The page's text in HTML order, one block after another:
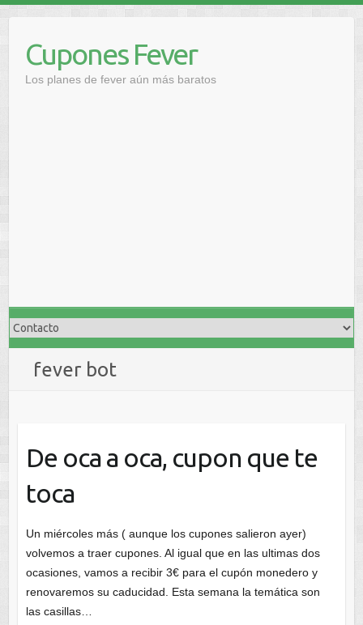
contenidoCupones Fever
Los planes de fever aún más baratos
fever bot
De oca a oca, cupon que te
toca
Un miércoles más ( aunque los cupones salieron ayer)
volvemos a traer cupones. Al igual que en las ultimas dos
ocasiones, vamos a recibir 3€ para el cupón monedero y
renovaremos su caducidad. Esta semana la temática son
las casillas…